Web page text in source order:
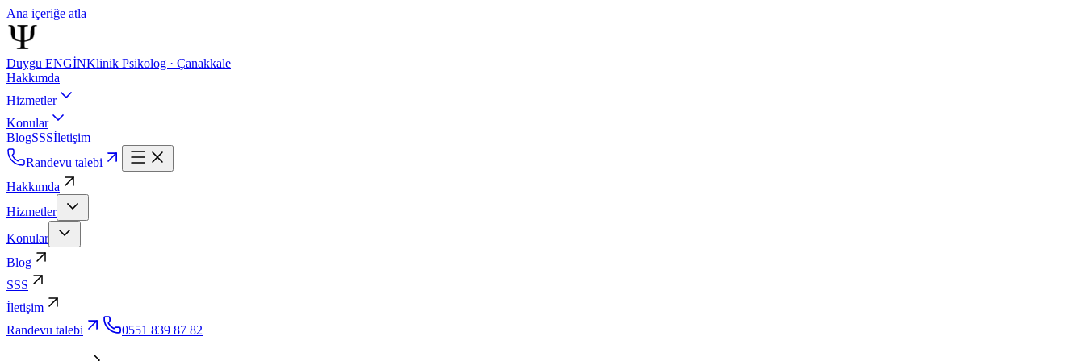
Ana içeriğe atla
Duygu ENGİNKlinik Psikolog · Çanakkale
Hakkımda
Hizmetler
Konular
BlogSSSİletişim
Randevu talebi
Hakkımda
Hizmetler
Konular
Blog
SSS
İletişim
Randevu talebi
0551 839 87 82